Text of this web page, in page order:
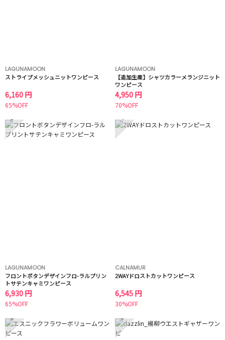
LAGUNAMOON
ストライプメッシュニットワンピース
6,160 円
65%OFF
LAGUNAMOON
【追加生産】シャツカラーメランジニット
ワンピース
4,950 円
70%OFF
3
LAGUNAMOON
フロントボタンデザインフロ-ラルプリン
トサテンキャミワンピース
6,930 円
65%OFF
4
CALNAMUR
2WAYドロストカットワンピース
6,545 円
30%OFF
5 6